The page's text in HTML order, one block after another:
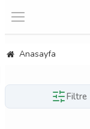
Anasayfa
Filtre